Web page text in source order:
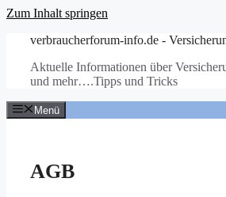
Zum Inhalt springen
verbraucherforum-info.de -
Aktuelle Informationen über
und mehr….Tipps und Tricks
Menü
AGB